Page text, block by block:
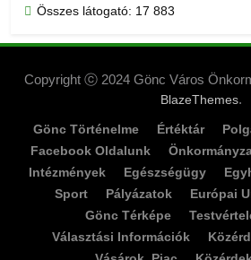
Összes látogató: 17 883
Copyright ⓒ 2024 Gönc Város
BlazeThemes.
Gönc Történelme Értéktár
Facebook Oldalunk
Intézmények
Egészségügy
Sport
Pályázatok
Európai
Gönc Térképe
Választási Információk